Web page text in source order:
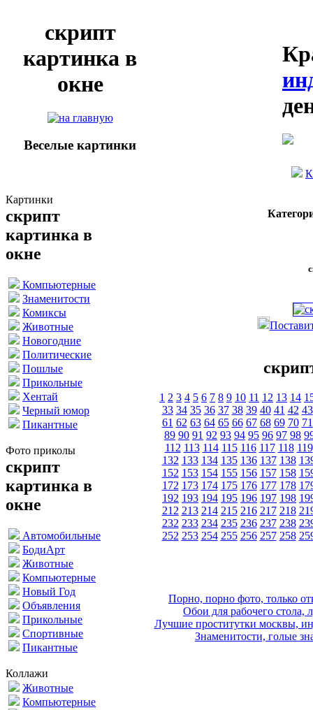
скрипт
картинка в
окне
Веселые картинки
Картинки
скрипт
картинка в
окне
Компьютерные
Знаменитости
Комиксы
Животные
Новогодние
Политические
Пошлые
Прикольные
Хентай
Черный юмор
Пикантные
Фото приколы
скрипт
картинка в
окне
Автомобильные
БодиАрт
Животные
Компьютерные
Новый Год
Объявления
Прикольные
Спортивные
Пикантные
Коллажи
Животные
Компьютерные
1 2 3 4 5 6 7 8 9 10 11 12 13 14
33 34 35 36 37 38 39 40 41 42 43
61 62 63 64 65 66 67 68 69 70 71
89 90 91 92 93 94 95 96 97 98
112 113 114 115 116 117 118 119
132 133 134 135 136 137 138
152 153 154 155 156 157 158
172 173 174 175 176 177 178
192 193 194 195 196 197 198
212 213 214 215 216 217 218
232 233 234 235 236 237 238
252 253 254 255 256 257 258
Порно, порно фото, только
Обои для рабочего стола,
Лучшие проститутки москвы,
Знаменитости, голые